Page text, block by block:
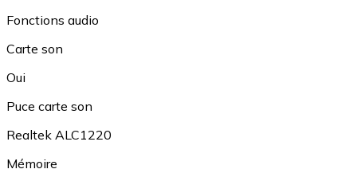
Fonctions audio
Carte son
Oui
Puce carte son
Realtek ALC1220
Mémoire